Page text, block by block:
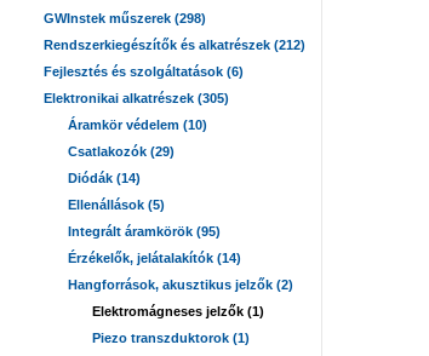
GWInstek műszerek (298)
Rendszerkiegészítők és alkatrészek (212)
Fejlesztés és szolgáltatások (6)
Elektronikai alkatrészek (305)
Áramkör védelem (10)
Csatlakozók (29)
Diódák (14)
Ellenállások (5)
Integrált áramkörök (95)
Érzékelők, jelátalakítók (14)
Hangforrások, akusztikus jelzők (2)
Elektromágneses jelzők (1)
Piezo transzduktorok (1)